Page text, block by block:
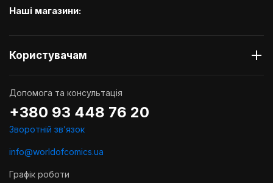
Наші магазини:
Користувачам
Допомога та консультація
+380 93 448 76 20
Зворотній звʼязок
info@worldofcomics.ua
Графік роботи